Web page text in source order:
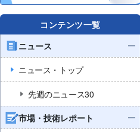
コンテンツ一覧
ニュース
ニュース・トップ
先週のニュース30
市場・技術レポート